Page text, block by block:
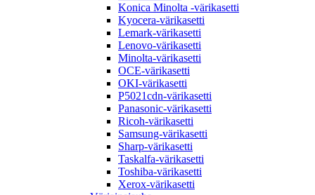
Konica Minolta -värikasetti
Kyocera-värikasetti
Lemark-värikasetti
Lenovo-värikasetti
Minolta-värikasetti
OCE-värikasetti
OKI-värikasetti
P5021cdn-värikasetti
Panasonic-värikasetti
Ricoh-värikasetti
Samsung-värikasetti
Sharp-värikasetti
Taskalfa-värikasetti
Toshiba-värikasetti
Xerox-värikasetti